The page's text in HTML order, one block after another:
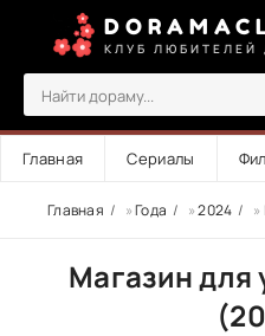
КЛУБ ЛЮБИТЕЛЕЙ
Главная Сериалы
Главная »Года »2024
Магазин для